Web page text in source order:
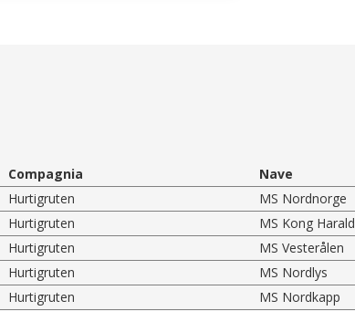
Compagnia
Nave
Hurtigruten
MS Nordnorge
Hurtigruten
MS Kong Harald
Hurtigruten
MS Vesterålen
Hurtigruten
MS Nordlys
Hurtigruten
MS Nordkapp